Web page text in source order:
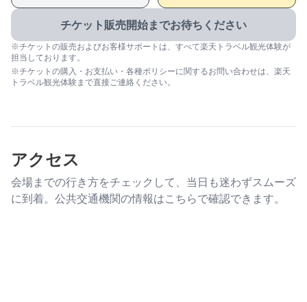
チケット販売開始までお待ちください
※チケットの販売およびお客様サポートは、すべて楽天トラベル観光体験が
担当しております。
※チケットの購入・お支払い・各種ポリシーに関するお問い合わせは、楽天
トラベル観光体験まで直接ご連絡ください。
アクセス
会場までの行き方をチェックして、当日も迷わずスムーズ
に到着。公共交通機関の情報はこちらで確認できます。